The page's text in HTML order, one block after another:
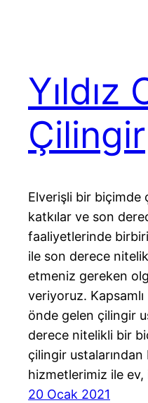
Yıldız
Çilingir
Elverişli bir biçimde
katkılar ve son
faaliyetlerinde
ile son derece
etmeniz gereken
veriyoruz.
önde gelen çilingir
derece nitelikli bir
çilingir ustalarından
hizmetlerimiz ile
20 Ocak 2021